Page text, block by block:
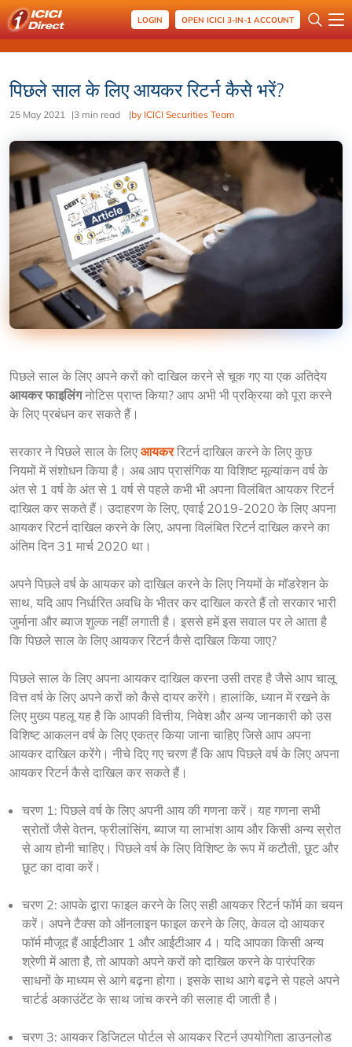
LOGIN OPEN ICICI 3-IN-1 ACCOUNT
पिछले साल के लिए आयकर रिटर्न कैसे भरें?
25 May 2021 |3 min read |by ICICI Securities Team
पिछले साल के लिए अपने करों को दाखिल करने से चूक गए या एक अतिदेय
आयकर फाइलिंग नोटिस प्राप्त किया? आप अभी भी प्रक्रिया को पूरा करने
के लिए प्रबंधन कर सकते हैं।
सरकार ने पिछले साल के लिए आयकर रिटर्न दाखिल करने के लिए कुछ
नियमों में संशोधन किया है। अब आप प्रासंगिक या विशिष्ट मूल्यांकन वर्ष के
अंत से 1 वर्ष के अंत से 1 वर्ष से पहले कभी भी अपना विलंबित आयकर रिटर्न
दाखिल कर सकते हैं। उदाहरण के लिए, एवाई 2019-2020 के लिए अपना
आयकर रिटर्न दाखिल करने के लिए, अपना विलंबित रिटर्न दाखिल करने का
अंतिम दिन 31 मार्च 2020 था।
अपने पिछले वर्ष के आयकर को दाखिल करने के लिए नियमों के मॉडरेशन के
साथ, यदि आप निर्धारित अवधि के भीतर कर दाखिल करते हैं तो सरकार भारी
जुर्माना और ब्याज शुल्क नहीं लगाती है। इससे हमें इस सवाल पर ले आता है
कि पिछले साल के लिए आयकर रिटर्न कैसे दाखिल किया जाए?
पिछले साल के लिए अपना आयकर दाखिल करना उसी तरह है जैसे आप चालू
वित्त वर्ष के लिए अपने करों को कैसे दायर करेंगे। हालांकि, ध्यान में रखने के
लिए मुख्य पहलू यह है कि आपकी वित्तीय, निवेश और अन्य जानकारी को उस
विशिष्ट आकलन वर्ष के लिए एकत्र किया जाना चाहिए जिसे आप अपना
आयकर दाखिल करेंगे। नीचे दिए गए चरण हैं कि आप पिछले वर्ष के लिए अपना
आयकर रिटर्न कैसे दाखिल कर सकते हैं।
चरण 1: पिछले वर्ष के लिए अपनी आय की गणना करें। यह गणना सभी
स्रोतों जैसे वेतन, फ्रीलांसिंग, ब्याज या लाभांश आय और किसी अन्य स्रोत
से आय होनी चाहिए। पिछले वर्ष के लिए विशिष्ट के रूप में कटौती, छूट और
छूट का दावा करें।
चरण 2: आपके द्वारा फाइल करने के लिए सही आयकर रिटर्न फॉर्म का चयन
करें। अपने टैक्स को ऑनलाइन फाइल करने के लिए, केवल दो आयकर
फॉर्म मौजूद हैं आईटीआर 1 और आईटीआर 4। यदि आपका किसी अन्य
श्रेणी में आता है, तो आपको अपने करों को दाखिल करने के पारंपरिक
साधनों के माध्यम से आगे बढ़ना होगा। इसके साथ आगे बढ़ने से पहले अपने
चार्टर्ड अकाउंटेंट के साथ जांच करने की सलाह दी जाती है।
चरण 3: आयकर डिजिटल पोर्टल से आयकर रिटर्न उपयोगिता डाउनलोड